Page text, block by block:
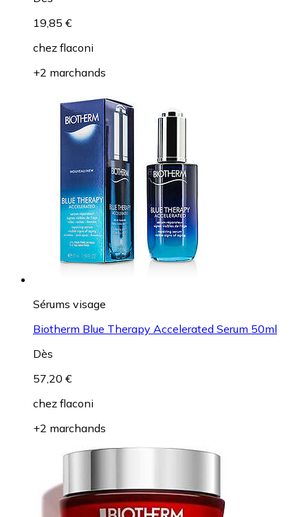
19,85 €
chez flaconi
+2 marchands
Sérums visage
Biotherm Blue Therapy Accelerated Serum 50ml
Dès
57,20 €
chez flaconi
+2 marchands